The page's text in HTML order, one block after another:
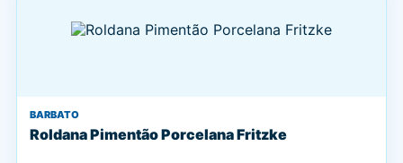
BARBATO
Roldana Pimentão Porcelana Fritzke